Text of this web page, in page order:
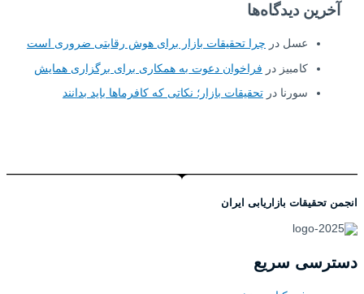
آخرین دیدگاه‌ها
عسل در چرا تحقیقات بازار برای هوش رقابتی ضروری است
کامبیز در فراخوان دعوت به همکاری برای برگزاری همایش
سورنا درتحقیقات بازار؛ نکاتی که کافرماها باید بدانند
انجمن تحقیقات بازاریابی ایران
دسترسی سریع